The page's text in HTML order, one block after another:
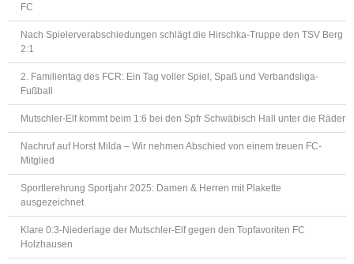
FC
Nach Spielerverabschiedungen schlägt die Hirschka-Truppe den TSV Berg
2:1
2. Familientag des FCR: Ein Tag voller Spiel, Spaß und Verbandsliga-
Fußball
Mutschler-Elf kommt beim 1:6 bei den Spfr Schwäbisch Hall unter die Räder
Nachruf auf Horst Milda – Wir nehmen Abschied von einem treuen FC-
Mitglied
Sportlerehrung Sportjahr 2025: Damen & Herren mit Plakette
ausgezeichnet
Klare 0:3-Niederlage der Mutschler-Elf gegen den Topfavoriten FC
Holzhausen